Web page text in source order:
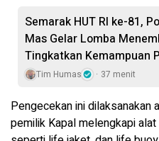
Semarak HUT RI ke-81,
Mas Gelar Lomba
Tingkatkan Kemampuan
Tim Humas 37 menit
Pengecekan ini dilaksanakan
pemilik Kapal melengkapi